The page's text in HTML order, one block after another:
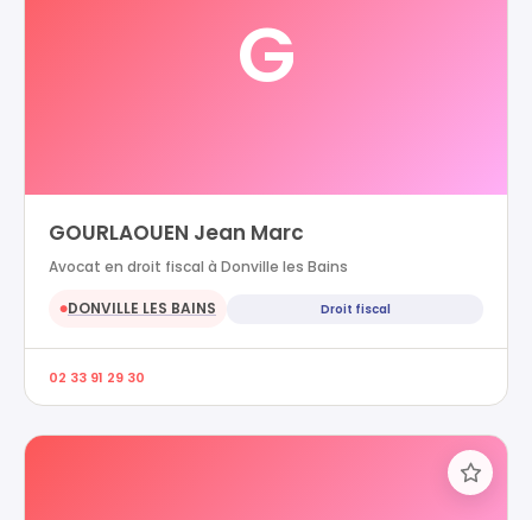
G
GOURLAOUEN Jean Marc
Avocat en droit fiscal à Donville les Bains
●DONVILLE LES BAINS Droit fiscal
02 33 91 29 30